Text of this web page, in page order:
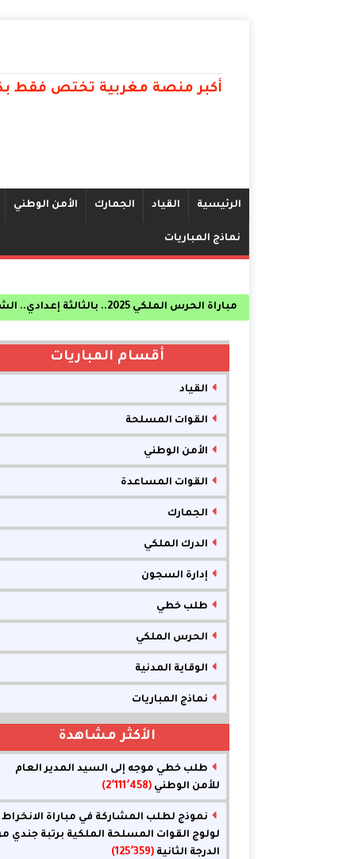
أكبر منصة مغربية تختص فقط
الرئيسية القياد الجمارك الأمن الوطني
نماذج المباريات
الأكاديمية العسكرية بمكناس الشروط المطلوبة
أقسام المباريات
القياد
القوات المسلحة
الأمن الوطني
القوات المساعدة
الجمارك
الدرك الملكي
إدارة السجون
طلب خطي
الحرس الملكي
الوقاية المدنية
نماذج المباريات
الأكثر مشاهدة
طلب خطي موجه إلى السيد المدير العام
للأمن الوطني (2٬111٬458)
نموذج لطلب المشاركة في مباراة الانخراط
لولوج القوات المسلحة الملكية برتبة جندي
الدرجة الثانية (125٬359)